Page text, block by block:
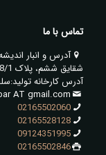
تماس با ما
شقایق ششم، پلاک 98/1
آدرس کارخانه
AT gmail.com
02165502060
02165528128
09124351995
02165502846